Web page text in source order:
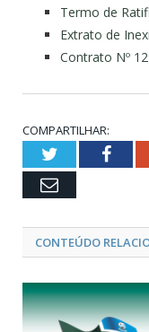
Termo de
Extrato de
Contrato Nº
COMPARTILHAR:
Twitter
Email
CONTEÚDO